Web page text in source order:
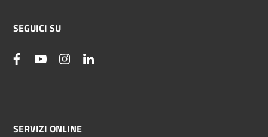
SEGUICI SU
facebookYouTube Instagram
SERVIZI ONLINE